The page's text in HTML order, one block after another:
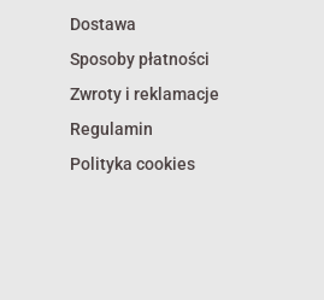
Dostawa
Sposoby płatności
Zwroty i reklamacje
Regulamin
Polityka cookies